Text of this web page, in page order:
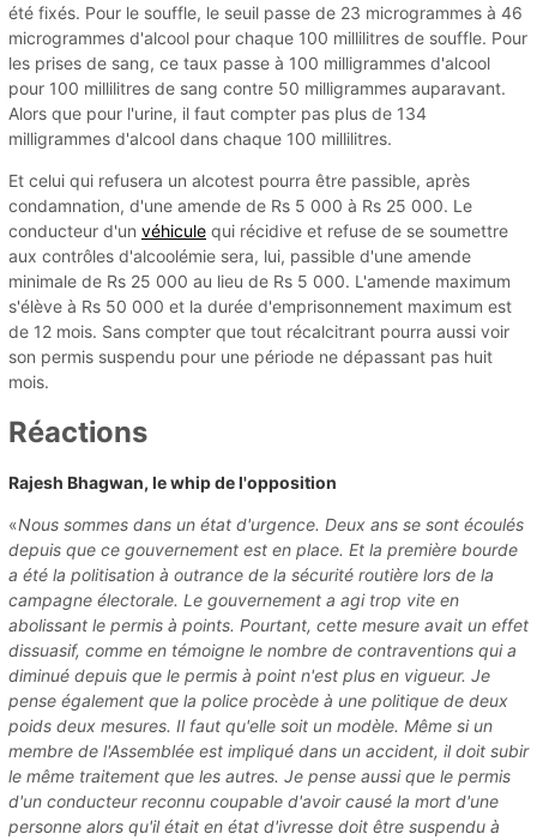
été fixés. Pour le souffle, le seuil passe de 23 microgrammes à 46
microgrammes d'alcool pour chaque 100 millilitres de souffle. Pour
les prises de sang, ce taux passe à 100 milligrammes d'alcool
pour 100 millilitres de sang contre 50 milligrammes auparavant.
Alors que pour l'urine, il faut compter pas plus de 134
milligrammes d'alcool dans chaque 100 millilitres.
Et celui qui refusera un alcotest pourra être passible, après
condamnation, d'une amende de Rs 5 000 à Rs 25 000. Le
conducteur d'un véhicule qui récidive et refuse de se soumettre
aux contrôles d'alcoolémie sera, lui, passible d'une amende
minimale de Rs 25 000 au lieu de Rs 5 000. L'amende maximum
s'élève à Rs 50 000 et la durée d'emprisonnement maximum est
de 12 mois. Sans compter que tout récalcitrant pourra aussi voir
son permis suspendu pour une période ne dépassant pas huit
mois.
Réactions
Rajesh Bhagwan, le whip de l'opposition
«Nous sommes dans un état d'urgence. Deux ans se sont écoulés
depuis que ce gouvernement est en place. Et la première bourde
a été la politisation à outrance de la sécurité routière lors de la
campagne électorale. Le gouvernement a agi trop vite en
abolissant le permis à points. Pourtant, cette mesure avait un effet
dissuasif, comme en témoigne le nombre de contraventions qui a
diminué depuis que le permis à point n'est plus en vigueur. Je
pense également que la police procède à une politique de deux
poids deux mesures. Il faut qu'elle soit un modèle. Même si un
membre de l'Assemblée est impliqué dans un accident, il doit subir
le même traitement que les autres. Je pense aussi que le permis
d'un conducteur reconnu coupable d'avoir causé la mort d'une
personne alors qu'il était en état d'ivresse doit être suspendu à